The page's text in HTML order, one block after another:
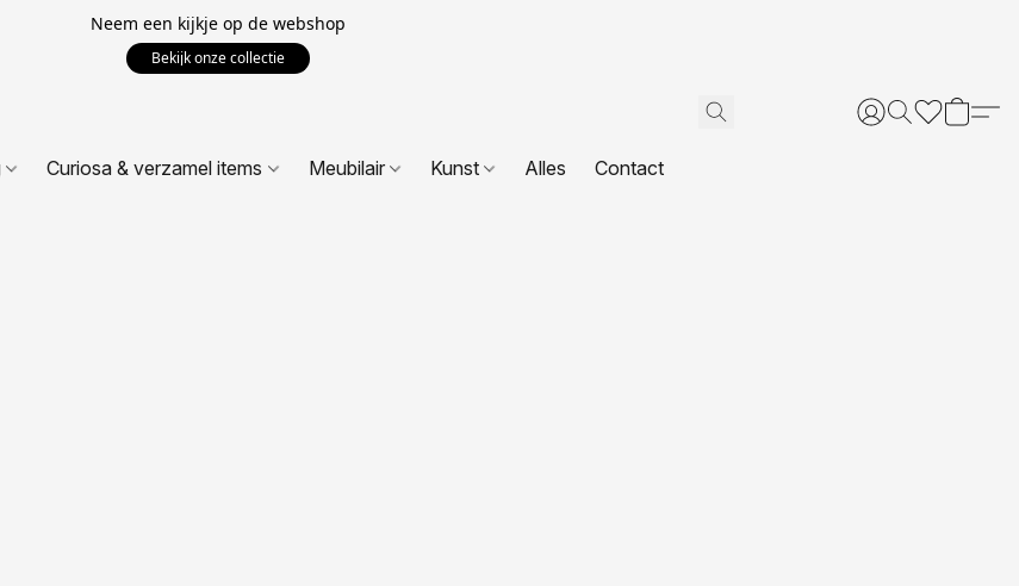
Neem een kijkje op de webshop
Bekijk onze collectie
Curiosa & verzamel items Meubilair Kunst Alles Contact